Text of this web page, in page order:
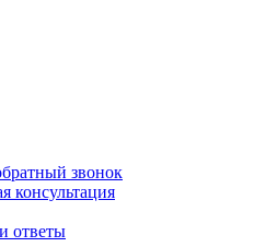
звонок
консультация
ответы